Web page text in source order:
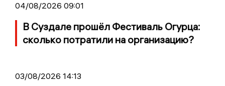
04/08/2026 09:01
В Суздале прошёл Фестиваль Огурца:
сколько потратили на организацию?
03/08/2026 14:13